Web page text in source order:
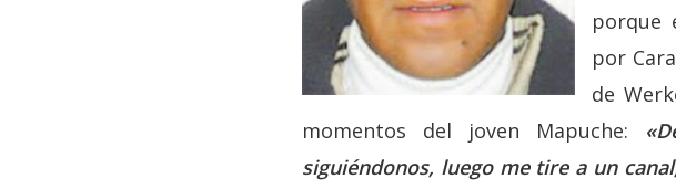
porque
por
de
momentos del joven Mapuche:
siguiéndonos, luego me tire a un